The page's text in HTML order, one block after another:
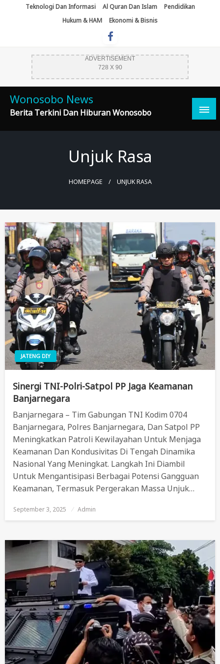
Teknologi Dan Informasi Al Quran Dan Islam
Pendidikan
Hukum & HAM
Ekonomi & Bisnis
ADVERTISEMENT
728 X 90
Wonosobo News
Berita Terkini Dan Hiburan Wonosobo
Unjuk Rasa
HOMEPAGE UNJUK RASA
JATENG DIY
Sinergi TNI-Polri-Satpol PP Jaga Keamanan
Banjarnegara
Banjarnegara – Tim Gabungan TNI Kodim 0704
Banjarnegara, Polres Banjarnegara, Dan Satpol PP
Meningkatkan Patroli Kewilayahan Untuk Menjaga
Keamanan Dan Kondusivitas Di Tengah Dinamika
Nasional Yang Meningkat. Langkah Ini Diambil
Untuk Mengantisipasi Berbagai Potensi Gangguan
Keamanan, Termasuk Pergerakan Massa Unjuk…
Posted
On
September 3, 2025 Admin